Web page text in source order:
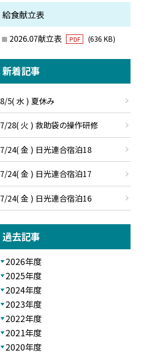
給食献立表
2026.07献立表 PDF (636 KB)
新着記事
8/5( 水 ) 夏休み
7/28( 火 ) 救助袋の操作研修
7/24( 金 ) 日光連合宿泊18
7/24( 金 ) 日光連合宿泊17
7/24( 金 ) 日光連合宿泊16
過去記事
2026年度
2025年度
2024年度
2023年度
2022年度
2021年度
2020年度